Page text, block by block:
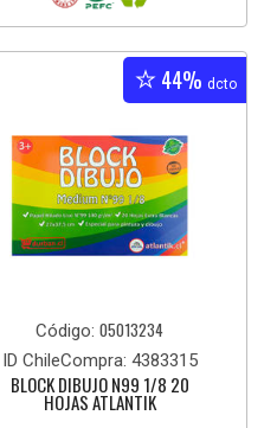
44% dcto
Código:05013234
ID ChileCompra: 4383315
BLOCK DIBUJO N99 1/8 20
HOJAS ATLANTIK